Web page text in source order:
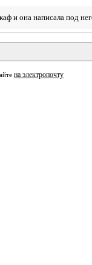
и она написала под
на электропочту